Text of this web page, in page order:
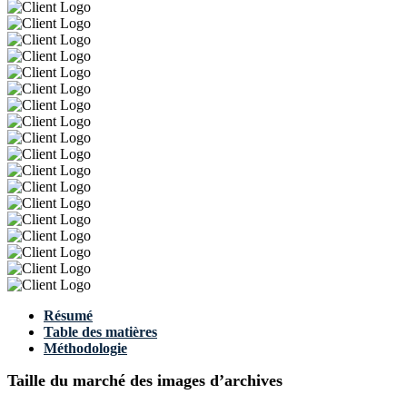
Résumé
Table des matières
Méthodologie
Taille du marché des images d’archives